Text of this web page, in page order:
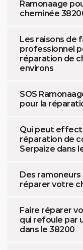
Ramonaage
cheminée
Les raisons de
professionnel
réparation de
environs
SOS
pour la
Qui peut
réparation de
Serpaize dans
Des
réparer votre
Faire réparer
qui refoule par
dans le 38200